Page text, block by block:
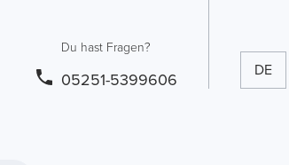
Du hast Fragen?
05251-5399606
DE